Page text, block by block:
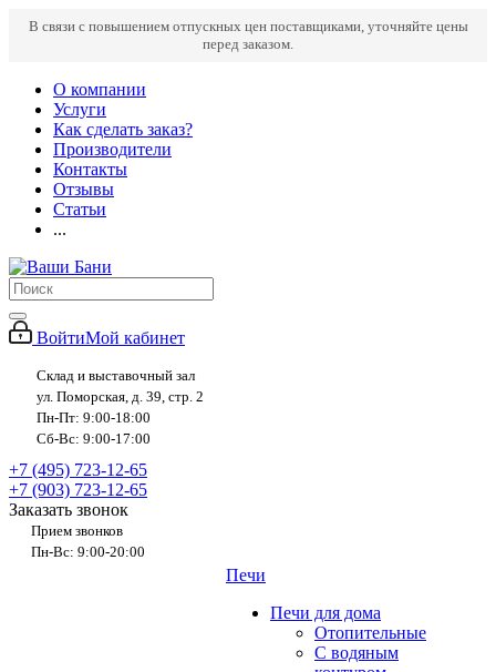
В связи с повышением отпускных цен поставщиками, уточняйте цены
перед заказом.
О компании
Услуги
Как сделать заказ?
Производители
Контакты
Отзывы
Статьи
...
ВойтиМой кабинет
Склад и выставочный зал
ул. Поморская, д. 39, стр. 2
Пн-Пт: 9:00-18:00
Сб-Вс: 9:00-17:00
+7 (495) 723-12-65
+7 (903) 723-12-65
Заказать звонок
Прием звонков
Пн-Вс: 9:00-20:00
Печи
Печи для дома
Отопительные
C водяным